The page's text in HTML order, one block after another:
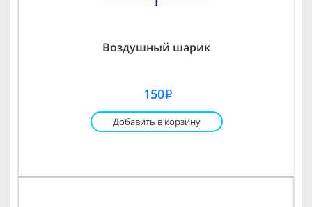
Воздушный шарик
150i
Добавить в корзину